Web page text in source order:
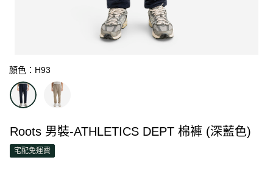
顏色：H93
Roots 男裝-ATHLETICS DEPT 棉褲 (深藍色)
宅配免運費